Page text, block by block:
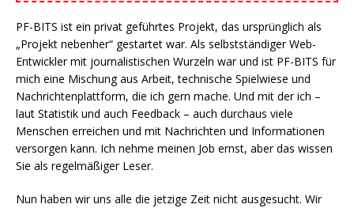
PF-BITS ist ein privat geführtes Projekt, das ursprünglich als
„Projekt nebenher“ gestartet war. Als selbstständiger Web-
Entwickler mit journalistischen Wurzeln war und ist PF-BITS für
mich eine Mischung aus Arbeit, technische Spielwiese und
Nachrichtenplattform, die ich gern mache. Und mit der ich –
laut Statistik und auch Feedback – auch durchaus viele
Menschen erreichen und mit Nachrichten und Informationen
versorgen kann. Ich nehme meinen Job ernst, aber das wissen
Sie als regelmäßiger Leser.
Nun haben wir uns alle die jetzige Zeit nicht ausgesucht. Wir